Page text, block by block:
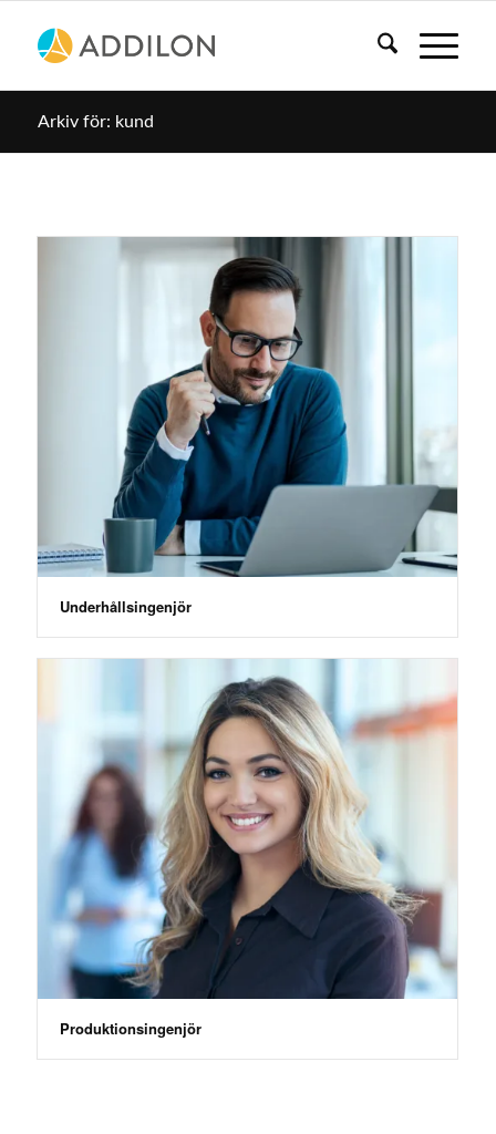
Arkiv för: kund
Underhållsingenjör
Produktionsingenjör